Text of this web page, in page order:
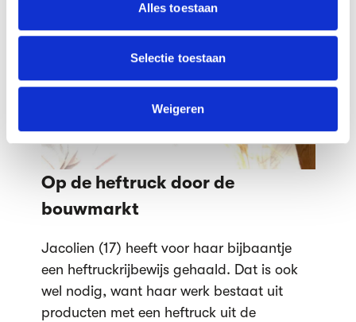
informatie die je aan ze hebt verstrekt of die ze hebben
verzameld op basis van jouw gebruik van hun services.
We werken samen met63 derdendie uw gegevens
kunnen ontvangen en verwerken.
Alles toestaan
Selectie toestaan
Weigeren
Op de heftruck door de
bouwmarkt
Jacolien (17) heeft voor haar bijbaantje
een heftruckrijbewijs gehaald. Dat is ook
wel nodig, want haar werk bestaat uit
producten met een heftruck uit de